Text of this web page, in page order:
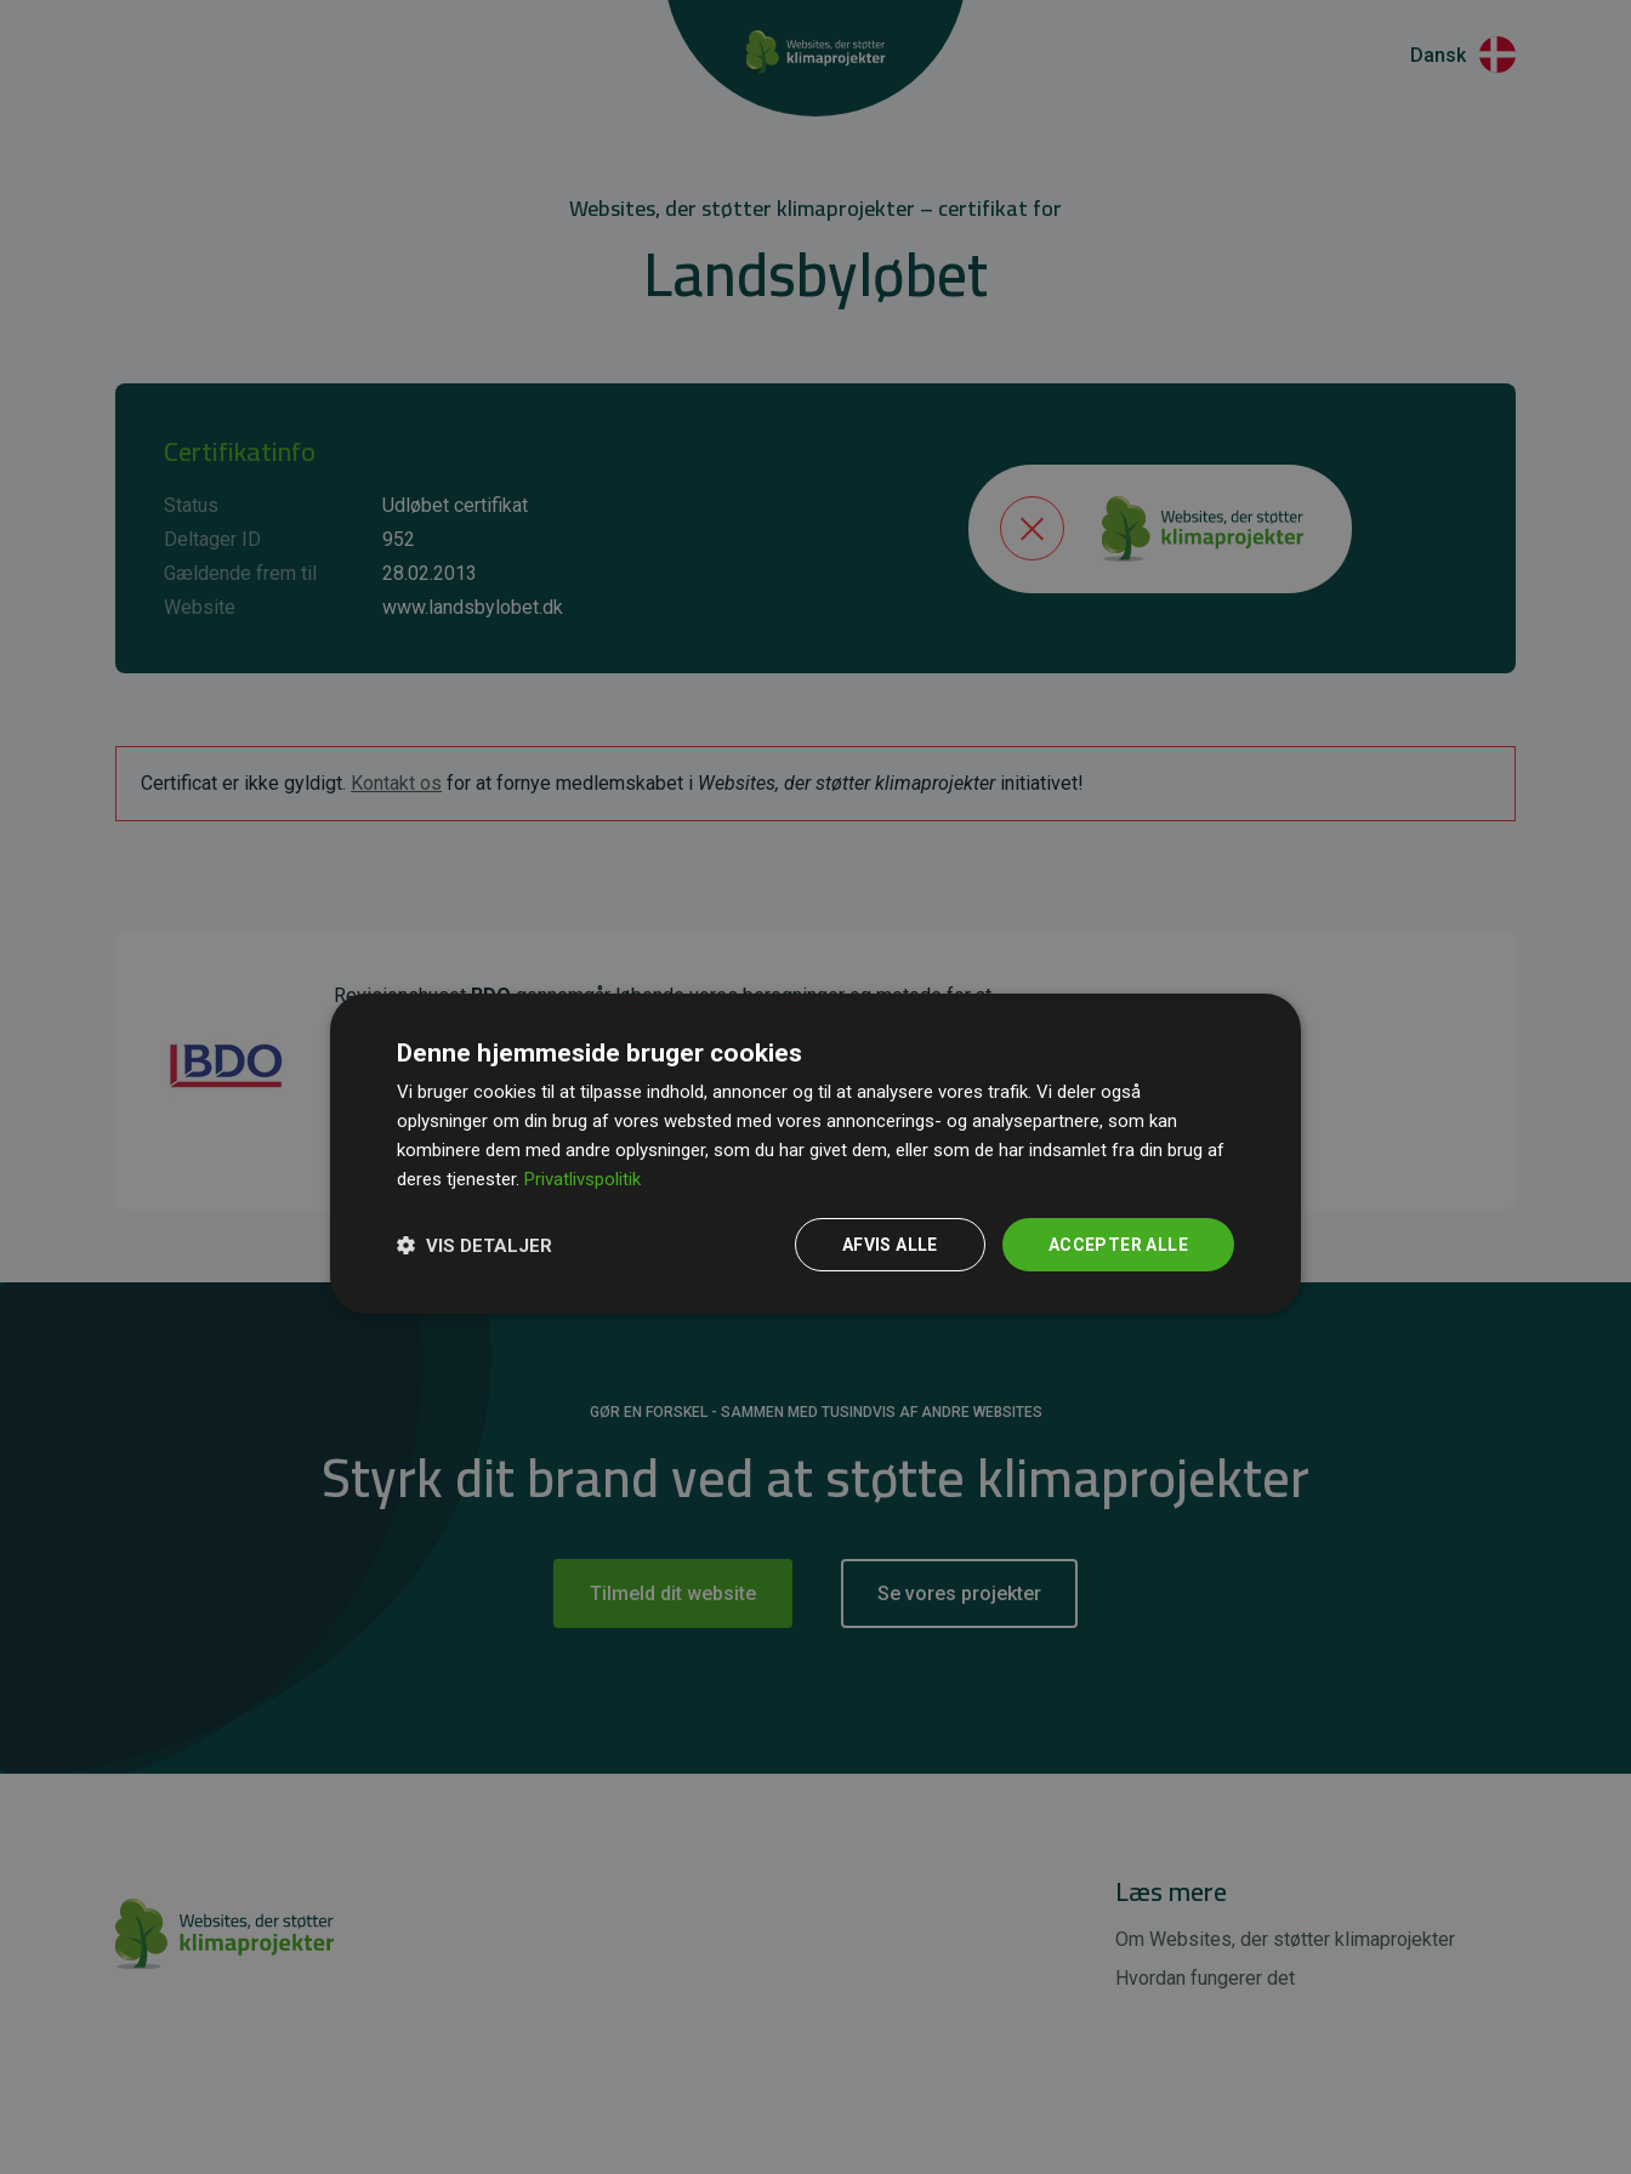
Dansk
Websites, der støtter klimaprojekter – certifikat for
Landsbyløbet
Certifikatinfo
Status
Udløbet certifikat
Deltager ID
952
Gældende frem til
28.02.2013
Website
www.landsbylobet.dk
Certificat er ikke gyldigt. Kontakt os for at fornye medlemskabet i Websites, der støtter klimaprojekterinitiativet!
RevisionshusetBDOgennemgår løbende vores beregninger og metode for at
gennemsnit kompenserer for
200% af medlemmernes websites estimerede
CO₂-udledninger .
GØR EN FORSKEL - SAMMEN MED TUSINDVIS AF ANDRE WEBSITES
Styrk dit brand ved at støtte klimaprojekter
Tilmeld dit website Se vores projekter
Læs mere
Om Websites, der støtter klimaprojekter
Hvordan fungerer det
Denne hjemmeside bruger cookies
Vi bruger cookies til at tilpasse indhold, annoncer og til at analysere vores trafik. Vi deler også
oplysninger om din brug af vores websted med vores annoncerings- og analysepartnere, som kan
kombinere dem med andre oplysninger, som du har givet dem, eller som de har indsamlet fra din brug af
deres tjenester. Privatlivspolitik
ACCEPTER ALLE
AFVIS ALLE
VIS DETALJER